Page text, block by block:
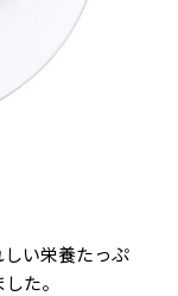
い栄養たっぷ
た。